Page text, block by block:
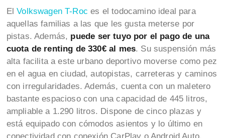
ElVolkswagen T-Roc es el todocamino ideal para
aquellas familias a las que les gusta meterse por
pistas. Además, puede ser tuyo por el pago de una
cuota de renting de 330€ al mes. Su suspensión más
alta facilita a este urbano deportivo moverse como pez
en el agua en ciudad, autopistas, carreteras y caminos
con irregularidades. Además, cuenta con un maletero
bastante espacioso con una capacidad de 445 litros,
ampliable a 1.290 litros. Dispone de cinco plazas y
está equipado con cómodos asientos y lo último en